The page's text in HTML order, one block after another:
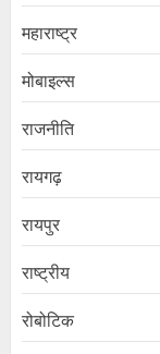
महाराष्ट्र
मोबाइल्स
राजनीति
रायगढ़
रायपुर
राष्ट्रीय
रोबोटिक